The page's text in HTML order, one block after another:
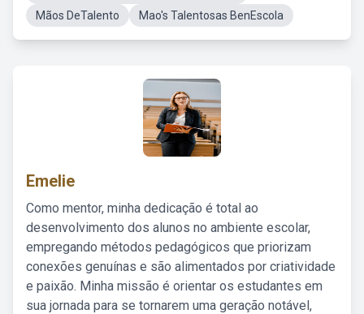
Mãos DeTalento
Mao's Talentosas BenEscola
Emelie
Como mentor, minha dedicação é total ao
desenvolvimento dos alunos no ambiente escolar,
empregando métodos pedagógicos que priorizam
conexões genuínas e são alimentados por criatividade
e paixão. Minha missão é orientar os estudantes em
sua jornada para se tornarem uma geração notável,